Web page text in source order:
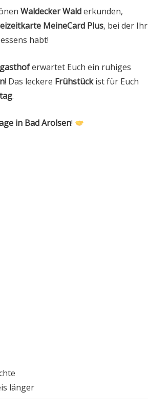
Waldecker Walderkunden,
MeineCard Plus, bei der Ihr
habt!
erwartet Euch ein ruhiges
! Das leckere Frühstückist für Euch
.
in Bad Arolsen!
länger